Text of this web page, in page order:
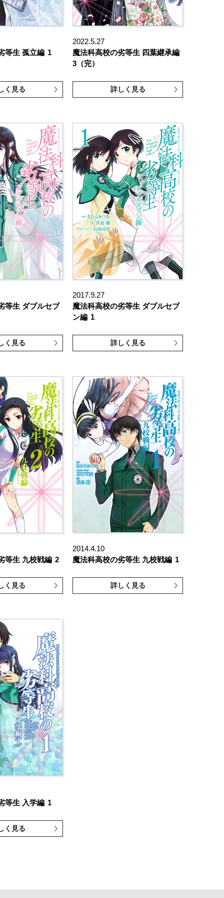
等生 孤立編 1
く見る
2022.5.27
魔法科高校の劣等生 四葉継承編
3（完）
詳しく見る
等生 ダブルセブ
く見る
2017.9.27
魔法科高校の劣等生 ダブルセブ
ン編 1
詳しく見る
等生 九校戦編 2
く見る
2014.4.10
魔法科高校の劣等生 九校戦編 1
詳しく見る
等生 入学編 1
く見る